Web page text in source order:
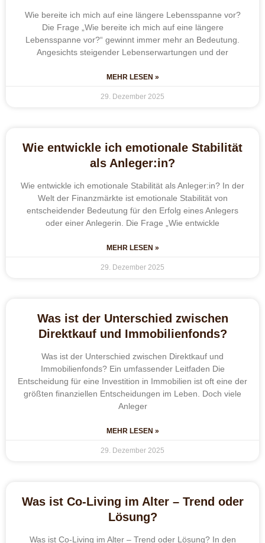
Wie bereite ich mich auf eine längere Lebensspanne vor?
Die Frage „Wie bereite ich mich auf eine längere
Lebensspanne vor?“ gewinnt immer mehr an Bedeutung.
Angesichts steigender Lebenserwartungen und der
MEHR LESEN »
29. Dezember 2025
Wie entwickle ich emotionale Stabilität
als Anleger:in?
Wie entwickle ich emotionale Stabilität als Anleger:in? In der
Welt der Finanzmärkte ist emotionale Stabilität von
entscheidender Bedeutung für den Erfolg eines Anlegers
oder einer Anlegerin. Die Frage „Wie entwickle
MEHR LESEN »
29. Dezember 2025
Was ist der Unterschied zwischen
Direktkauf und Immobilienfonds?
Was ist der Unterschied zwischen Direktkauf und
Immobilienfonds? Ein umfassender Leitfaden Die
Entscheidung für eine Investition in Immobilien ist oft eine der
größten finanziellen Entscheidungen im Leben. Doch viele
Anleger
MEHR LESEN »
29. Dezember 2025
Was ist Co-Living im Alter – Trend oder
Lösung?
Was ist Co-Living im Alter – Trend oder Lösung? In den